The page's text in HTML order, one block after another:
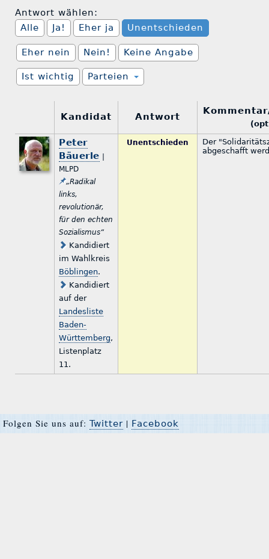
Antwort wählen:
Alle
Ja! Eher ja Unentschieden
Eher nein Nein! Keine Angabe
Ist wichtig Parteien
Kandidat Antwort
Peter
Bäuerle
MLPD
„Radikal
links,
revolutionär,
für den echten
Sozialismus“
Kandidiert
im Wahlkreis
Böblingen.
Kandidiert
auf der
Landesliste
Baden-
Württemberg,
Listenplatz
11.
Unentschieden
Der
abgeschafft
Folgen Sie uns auf: Twitter | Facebook